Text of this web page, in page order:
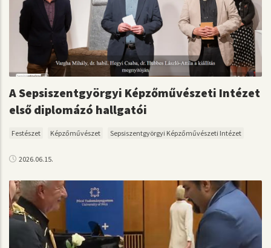
A Sepsiszentgyörgyi Képzőművészeti Intézet
első diplomázó hallgatói
Festészet Képzőművészet Sepsiszentgyörgyi Képzőművészeti Intézet
2026.06.15.